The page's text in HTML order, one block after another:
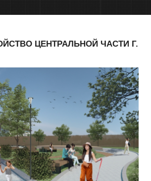
ЦЕНТРАЛЬНОЙ ЧАСТИ Г.